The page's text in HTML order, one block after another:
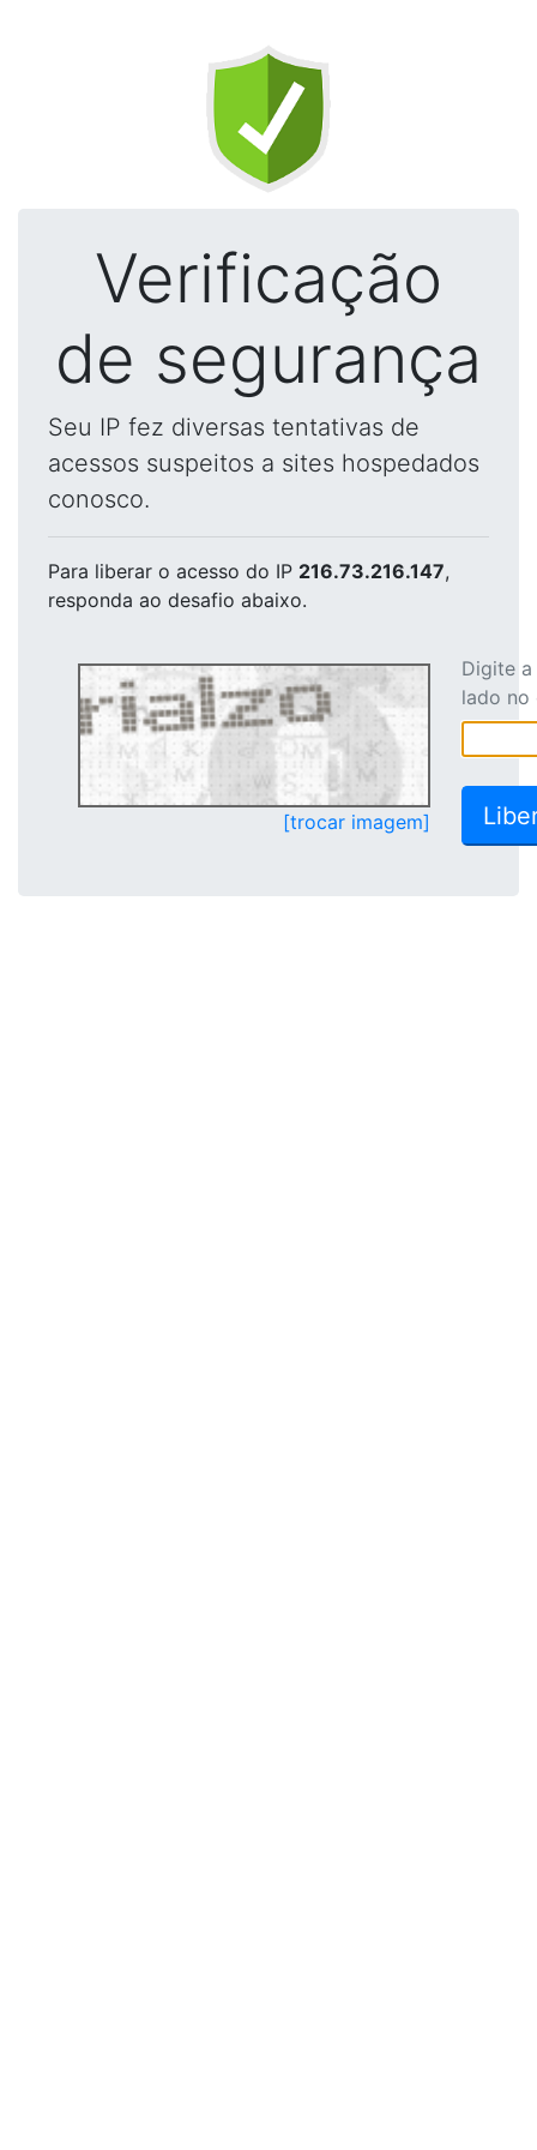
Verificação
de segurança
Seu IP fez diversas tentativas de
acessos suspeitos a sites hospedados
conosco.
Para liberar o acesso do IP 216.73.216.147,
responda ao desafio abaixo.
[trocar imagem]
Digite
lado no